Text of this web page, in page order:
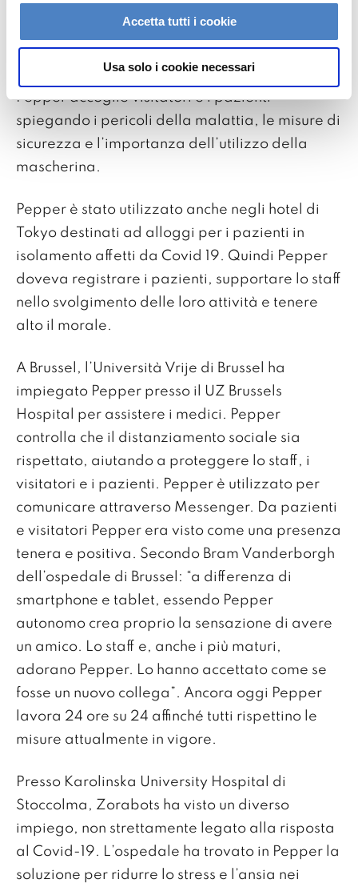
Accetta tutti i cookie
Usa solo i cookie necessari
governo giapponese hanno impiegato Pepper
negli ospedali per spiegare alle persone le
misure contro il Covid19. Un esempio è
l’ospedale di Kanagawa, vicino Tokyo. Qui
Pepper accoglie visitatori e i pazienti
spiegando i pericoli della malattia, le misure di
sicurezza e l’importanza dell’utilizzo della
mascherina.
Pepper è stato utilizzato anche negli hotel di
Tokyo destinati ad alloggi per i pazienti in
isolamento affetti da Covid 19. Quindi Pepper
doveva registrare i pazienti, supportare lo staff
nello svolgimento delle loro attività e tenere
alto il morale.
A Brussel, l’Università Vrije di Brussel ha
impiegato Pepper presso il UZ Brussels
Hospital per assistere i medici. Pepper
controlla che il distanziamento sociale sia
rispettato, aiutando a proteggere lo staff, i
visitatori e i pazienti. Pepper è utilizzato per
comunicare attraverso Messenger. Da pazienti
e visitatori Pepper era visto come una presenza
tenera e positiva. Secondo Bram Vanderborgh
dell’ospedale di Brussel: “a differenza di
smartphone e tablet, essendo Pepper
autonomo crea proprio la sensazione di avere
un amico. Lo staff e, anche i più maturi,
adorano Pepper. Lo hanno accettato come se
fosse un nuovo collega”. Ancora oggi Pepper
lavora 24 ore su 24 affinché tutti rispettino le
misure attualmente in vigore.
Presso Karolinska University Hospital di
Stoccolma, Zorabots ha visto un diverso
impiego, non strettamente legato alla risposta
al Covid-19. L’ospedale ha trovato in Pepper la
soluzione per ridurre lo stress e l’ansia nei